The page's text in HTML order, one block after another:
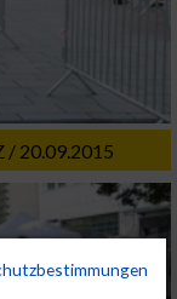
/ 20.09.2015